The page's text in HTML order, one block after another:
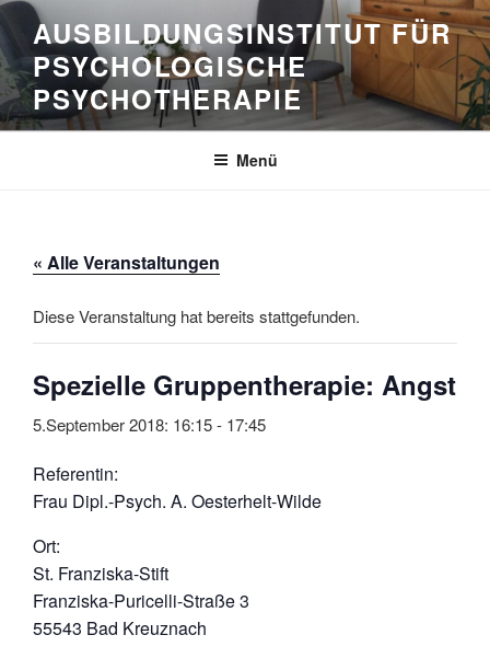
Zum
Inhalt
springen
AUSBILDUNGSINSTITUT FÜR
PSYCHOLOGISCHE
PSYCHOTHERAPIE
Menü
« Alle Veranstaltungen
Diese Veranstaltung hat bereits stattgefunden.
Spezielle Gruppentherapie: Angst
5.September 2018: 16:15- 17:45
Referentin:
Frau Dipl.-Psych. A. Oesterhelt-Wilde
Ort:
St. Franziska-Stift
Franziska-Puricelli-Straße 3
55543 Bad Kreuznach